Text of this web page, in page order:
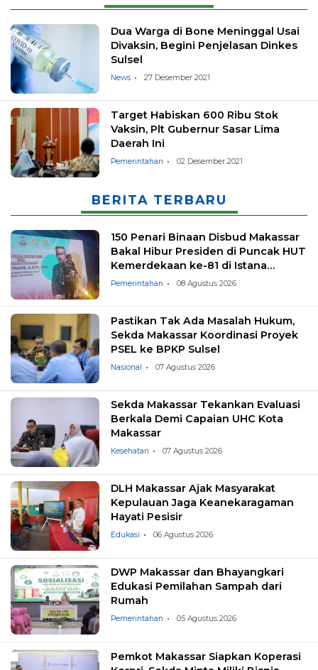
Dua Warga di Bone Meninggal Usai
Divaksin, Begini Penjelasan Dinkes
Sulsel
News 27 Desember 2021
Target Habiskan 600 Ribu Stok
Vaksin, Plt Gubernur Sasar Lima
Daerah Ini
Pemerintahan 02 Desember 2021
BERITA TERBARU
150 Penari Binaan Disbud Makassar
Bakal Hibur Presiden di Puncak HUT
Kemerdekaan ke-81 di Istana
Negara
Pemerintahan 08 Agustus 2026
Pastikan Tak Ada Masalah Hukum,
Sekda Makassar Koordinasi Proyek
PSEL ke BPKP Sulsel
Nasional 07 Agustus 2026
Sekda Makassar Tekankan Evaluasi
Berkala Demi Capaian UHC Kota
Makassar
Kesehatan 07 Agustus 2026
DLH Makassar Ajak Masyarakat
Kepulauan Jaga Keanekaragaman
Hayati Pesisir
Edukasi 06 Agustus 2026
DWP Makassar dan Bhayangkari
Edukasi Pemilahan Sampah dari
Rumah
Pemerintahan 05 Agustus 2026
Pemkot Makassar Siapkan Koperasi